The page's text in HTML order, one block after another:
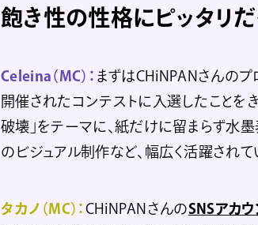
飽き性の性格にピッタリ
Celeina（MC）： まずはCHiNPANさんの
開催されたコンテストに入選したことを
破壊」をテーマに、紙だけに留まらず水
のビジュアル制作など、幅広く活躍されて
タカノ（MC）： CHiNPANさんのSNSアカウ